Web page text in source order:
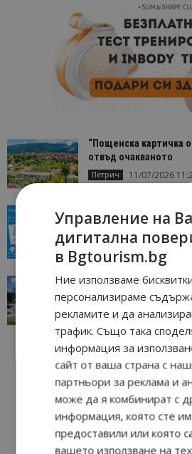
“Пощенска картичка
отвъд очакваното
Петрич 11/07/2026
“Пощенска картичка
всички времена
Пловдив 23/06/2026
“Пощенска картичка
традициите,
Перник 17/06/2026
Управление на
дигитална
в Bgtourism.bg
Ние използваме
персонализираме
рекламите и да
трафик. Също така
информация за
сайт от ваша страна с
партньори за реклама и
може да я комбинират с
информация, която сте им
предоставили или която
вашето използване на